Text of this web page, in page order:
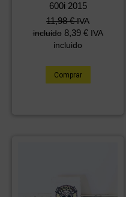
600i 2015
11,98€ IVA
incluido 8,39 € IVA
incluido
Comprar